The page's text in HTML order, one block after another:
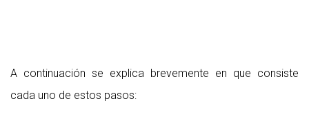
A continuación se explica brevemente en que consiste
cada uno de estos pasos: